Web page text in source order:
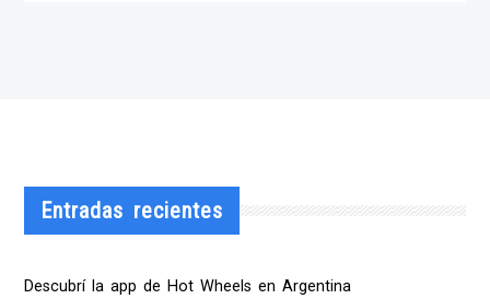
Entradas recientes
Descubrí la app de Hot Wheels en Argentina